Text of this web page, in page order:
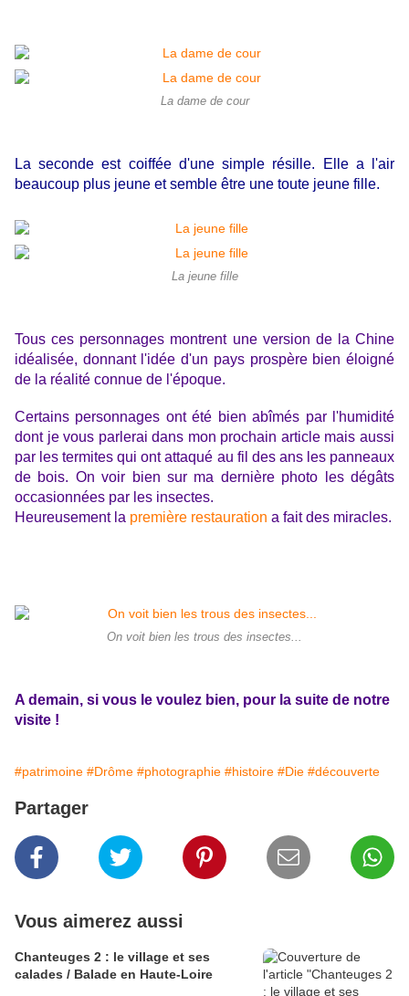
La dame de cour
La seconde est coiffée d'une simple résille. Elle a l'air
beaucoup plus jeune et semble être une toute jeune fille.
La jeune fille
Tous ces personnages montrent une version de la Chine
idéalisée, donnant l'idée d'un pays prospère bien éloigné
de la réalité connue de l'époque.
Certains personnages ont été bien abîmés par l'humidité
dont je vous parlerai dans mon prochain article mais aussi
par les termites qui ont attaqué au fil des ans les panneaux
de bois. On voir bien sur ma dernière photo les dégâts
occasionnées par les insectes.
Heureusement la première restauration a fait des miracles.
On voit bien les trous des insectes...
A demain, si vous le voulez bien, pour la suite de notre
visite !
#patrimoine #Drôme #photographie #histoire #Die #découverte
Partager
Vous aimerez aussi
Chanteuges 2 : le village et ses
calades / Balade en Haute-Loire